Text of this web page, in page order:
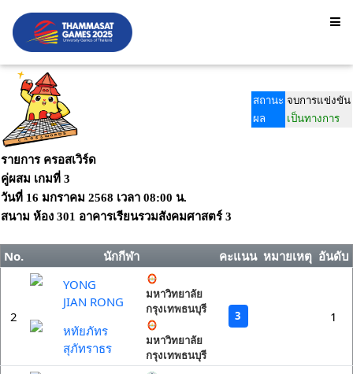
สถานะ จบการแข่งขัน
ผล
เป็นทางการ
รายการ ครอสเวิร์ด
คู่ผสม เกมที่ 3
วันที่ 16 มกราคม 2568 เวลา 08:00 น.
สนาม ห้อง 301 อาคารเรียนรวมสังคมศาสตร์ 3
No. นักกีฬา คะแนน หมายเหตุ อันดับ
2
YONG
JIAN RONG
มหาวิทยาลัย
กรุงเทพธนบุรี
หทัยภัทร
สุภัทราธร
มหาวิทยาลัย
กรุงเทพธนบุรี
3 1